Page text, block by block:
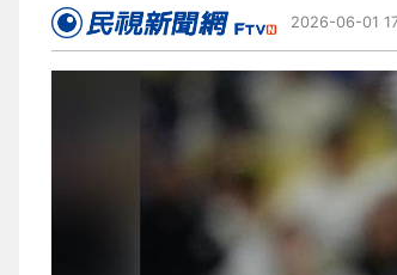
2026-06-01